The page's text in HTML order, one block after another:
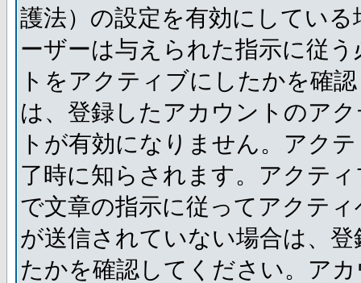
護法）の設定を有効にしてい
ーザーは与えられた指示に従
トをアクティブにしたかを確
は、登録したアカウントのア
トが有効になりません。アク
了時に知らされます。アクテ
で文章の指示に従ってアクテ
が送信されていない場合は、
たかを確認してください。ア